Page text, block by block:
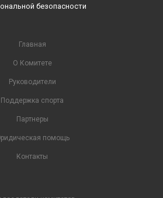
безопасности
Главная
О Комитете
Руководители
Поддержка спорта
Партнеры
помощь
Контакты